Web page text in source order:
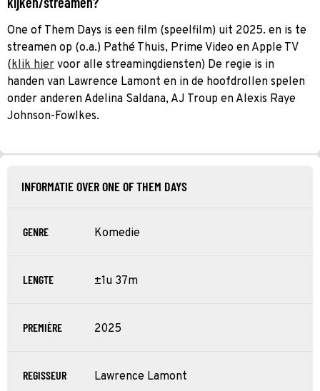
One of Them Days is een film (speelfilm) uit 2025. en is te
streamen op (o.a.) Pathé Thuis, Prime Video en Apple TV
(klik hier voor alle streamingdiensten) De regie is in
handen van Lawrence Lamont en in de hoofdrollen spelen
onder anderen Adelina Saldana, AJ Troup en Alexis Raye
Johnson-Fowlkes.
INFORMATIE OVER ONE OF THEM DAYS
GENRE Komedie
LENGTE ±1u 37m
PREMIÈRE 2025
REGISSEUR Lawrence Lamont